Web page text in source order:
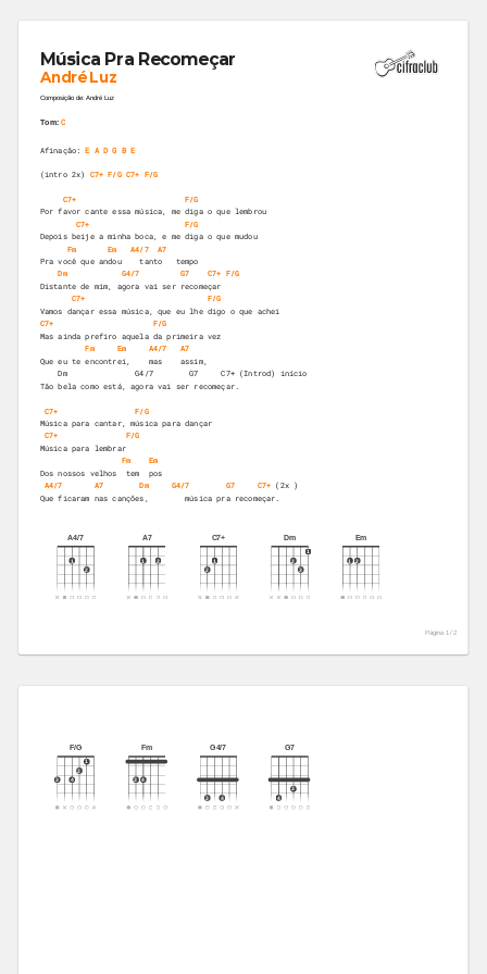
Música Pra Recomeçar
André Luz
Composição de: André Luz
Tom:C
Afinação:E A D G B E
(intro 2x) C7+ F/G C7+ F/G
C7+
F/G
Por favor cante essa música, me diga o que lembrou
C7+
F/G
Depois beije a minha boca, e me diga o que mudou
Fm
Em A4/7
A7
Pra você que andou    tanto   tempo
Dm G4/7 G7 C7+ F/G
Distante de mim, agora vai ser recomeçar
C7+
F/G
Vamos dançar essa música, que eu lhe digo o que achei
C7+
F/G
Mas ainda prefiro aquela da primeira vez
Fm
Em A4/7
A7
Que eu te encontrei,    mas    assim,
    Dm               G4/7        G7     C7+ (Introd) início
Tão bela como está, agora vai ser recomeçar.
C7+
F/G
Música para cantar, música para dançar
C7+
F/G
Música para lembrar
Fm
Em
Dos nossos velhos  tem  pos
A4/7
A7 Dm G4/7 G7 C7+ (2x )
Que ficaram nas canções,        música pra recomeçar.
A4/7
1
2
A7
1 2
C7+
1
2
Dm
1
2
3
Em
1 2
Página 1 /2
F/G
1
2
3
4
Fm
3 4
G4/7
3 4
G7
3
4